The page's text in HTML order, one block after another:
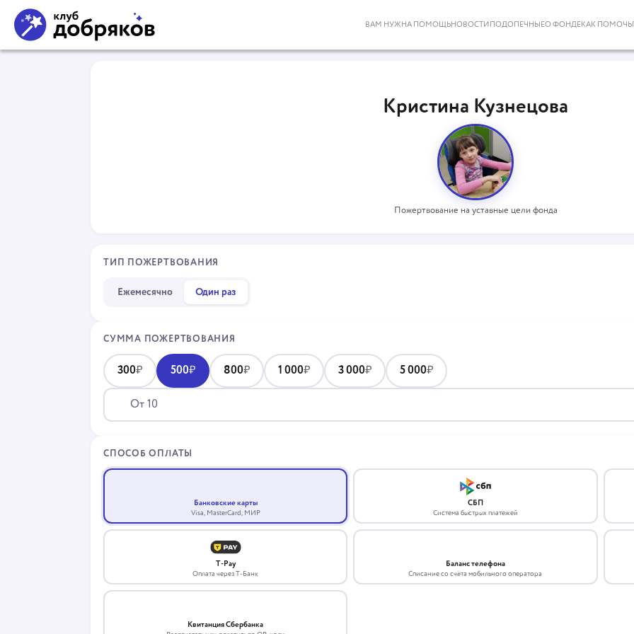
ВАМ НУЖНА ПОМОЩЬНОВОСТИ ПОДОПЕЧНЫЕО ФОНДЕ КАК ПОМОЧЬ
Кристина Кузнецова
Пожертвование на уставные цели фонда
ТИП ПОЖЕРТВОВАНИЯ
Ежемесячно Один раз
СУММА ПОЖЕРТВОВАНИЯ
300₽ 500₽ 800₽ 1 000₽ 3 000₽ 5 000₽
СПОСОБ ОПЛАТЫ
VISA
Банковские карты
Visa, MasterCard, МИР
СБП
Система быстрых платежей
T-Pay
Оплата через Т-Банк
Баланс телефона
Списание со счёта мобильного оператора
Квитанция Сбербанка